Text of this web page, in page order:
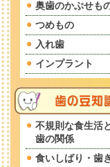
奥歯のかぶせも
つめもの
入れ歯
インプラント
不規則な食生活
歯の関係
食いしばり・歯